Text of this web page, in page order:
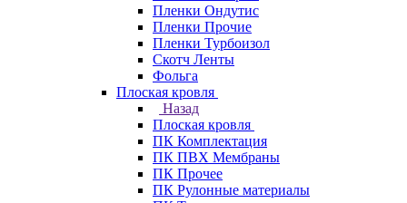
Пленки Ондутис
Пленки Прочие
Пленки Турбоизол
Скотч Ленты
Фольга
Плоская кровля
Назад
Плоская кровля
ПК Комплектация
ПК ПВХ Мембраны
ПК Прочее
ПК Рулонные материалы